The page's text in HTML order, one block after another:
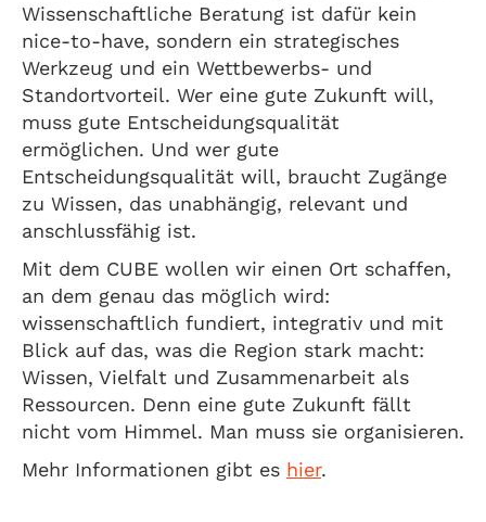
Wissenschaftliche Beratung ist dafür kein
nice-to-have, sondern ein strategisches
Werkzeug und ein Wettbewerbs- und
Standortvorteil. Wer eine gute Zukunft will,
muss gute Entscheidungsqualität
ermöglichen. Und wer gute
Entscheidungsqualität will, braucht Zugänge
zu Wissen, das unabhängig, relevant und
anschlussfähig ist.
Mit dem CUBE wollen wir einen Ort schaffen,
an dem genau das möglich wird:
wissenschaftlich fundiert, integrativ und mit
Blick auf das, was die Region stark macht:
Wissen, Vielfalt und Zusammenarbeit als
Ressourcen. Denn eine gute Zukunft fällt
nicht vom Himmel. Man muss sie organisieren.
Mehr Informationen gibt es hier.